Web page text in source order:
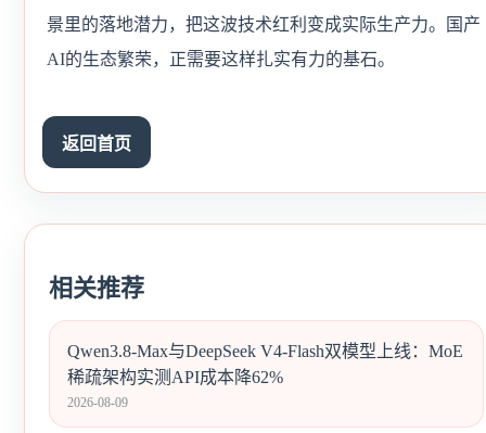
景里的落地潜力，把这波技术红利变成实际生产力。国产
AI的生态繁荣，正需要这样扎实有力的基石。
返回首页
相关推荐
Qwen3.8-Max与DeepSeek V4-Flash双模型上线：MoE
稀疏架构实测API成本降62%
2026-08-09